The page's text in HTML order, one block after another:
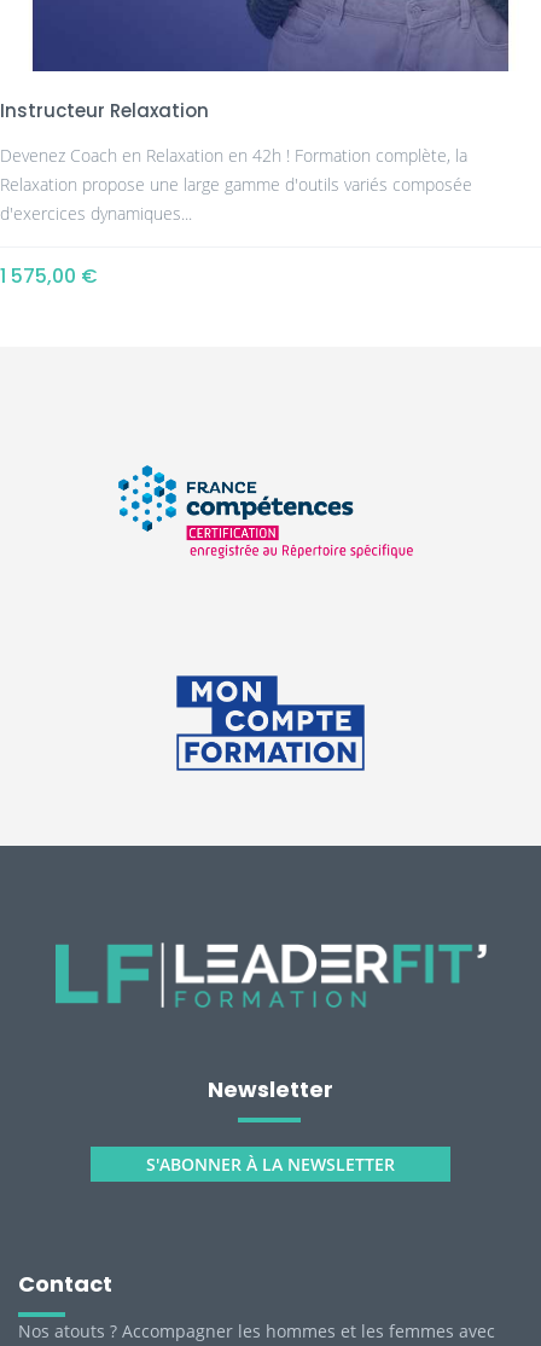
Instructeur Relaxation
Devenez Coach en Relaxation en 42h ! Formation complète, la
Relaxation propose une large gamme d'outils variés composée
d'exercices dynamiques...
1 575,00 €
Newsletter
S'ABONNER À LA NEWSLETTER
Contact
Nos atouts ? Accompagner les hommes et les femmes avec